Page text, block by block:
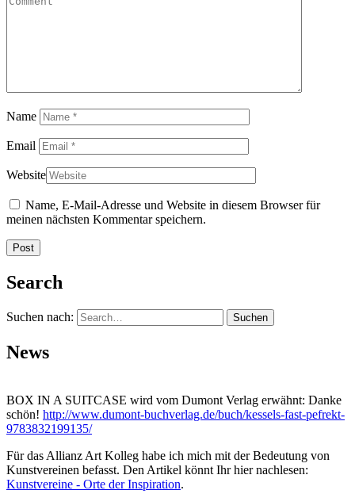
Name
Email
Website
Name, E-Mail-Adresse und Website in diesem Browser für
meinen nächsten Kommentar speichern.
Search
Suchen nach:
News
BOX IN A SUITCASE wird vom Dumont Verlag erwähnt: Danke
schön! http://www.dumont-buchverlag.de/buch/kessels-fast-pefrekt-
9783832199135/
Für das Allianz Art Kolleg habe ich mich mit der Bedeutung von
Kunstvereinen befasst. Den Artikel könnt Ihr hier nachlesen:
Kunstvereine - Orte der Inspiration.